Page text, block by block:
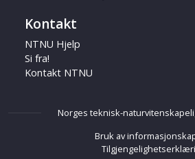
Kontakt
NTNU Hjelp
Si fra!
Kontakt NTNU
Norges teknisk-
Bruk av